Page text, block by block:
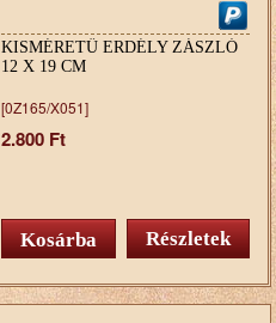
KISMÉRETŰ ERDÉLY ZÁSZLÓ
12 X 19 CM
[0Z165/X051]
2.800 Ft
Részletek